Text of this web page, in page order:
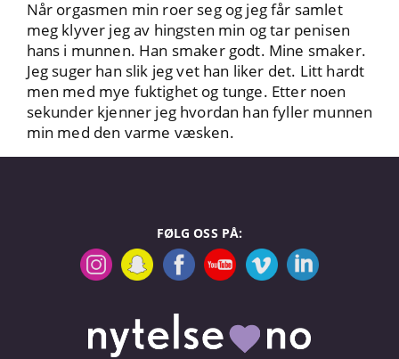
Når orgasmen min roer seg og jeg får samlet
meg klyver jeg av hingsten min og tar penisen
hans i munnen. Han smaker godt. Mine smaker.
Jeg suger han slik jeg vet han liker det. Litt hardt
men med mye fuktighet og tunge. Etter noen
sekunder kjenner jeg hvordan han fyller munnen
min med den varme væsken.
FØLG OSS PÅ: